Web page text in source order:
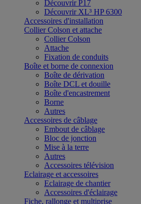
Découvrir P17
Découvrir XL³ HP 6300
Accessoires d'installation
Collier Colson et attache
Collier Colson
Attache
Fixation de conduits
Boîte et borne de connexion
Boîte de dérivation
Boîte DCL et douille
Boîte d'encastrement
Borne
Autres
Accessoires de câblage
Embout de câblage
Bloc de jonction
Mise à la terre
Autres
Accessoires télévision
Eclairage et accessoires
Eclairage de chantier
Accessoires d'éclairage
Fiche, rallonge et multiprise